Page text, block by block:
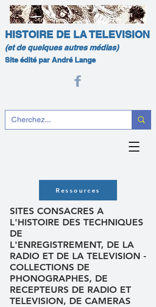
HISTOIRE DE LA TELEVISION
(et de quelques autres médias)
Site édité par André Lange
Ressources
SITES CONSACRES A
L'HISTOIRE DES TECHNIQUES
DE
L'ENREGISTREMENT, DE LA
RADIO ET DE LA TELEVISION -
COLLECTIONS DE
PHONOGRAPHES, DE
RECEPTEURS DE RADIO ET
TELEVISION, DE CAMERAS